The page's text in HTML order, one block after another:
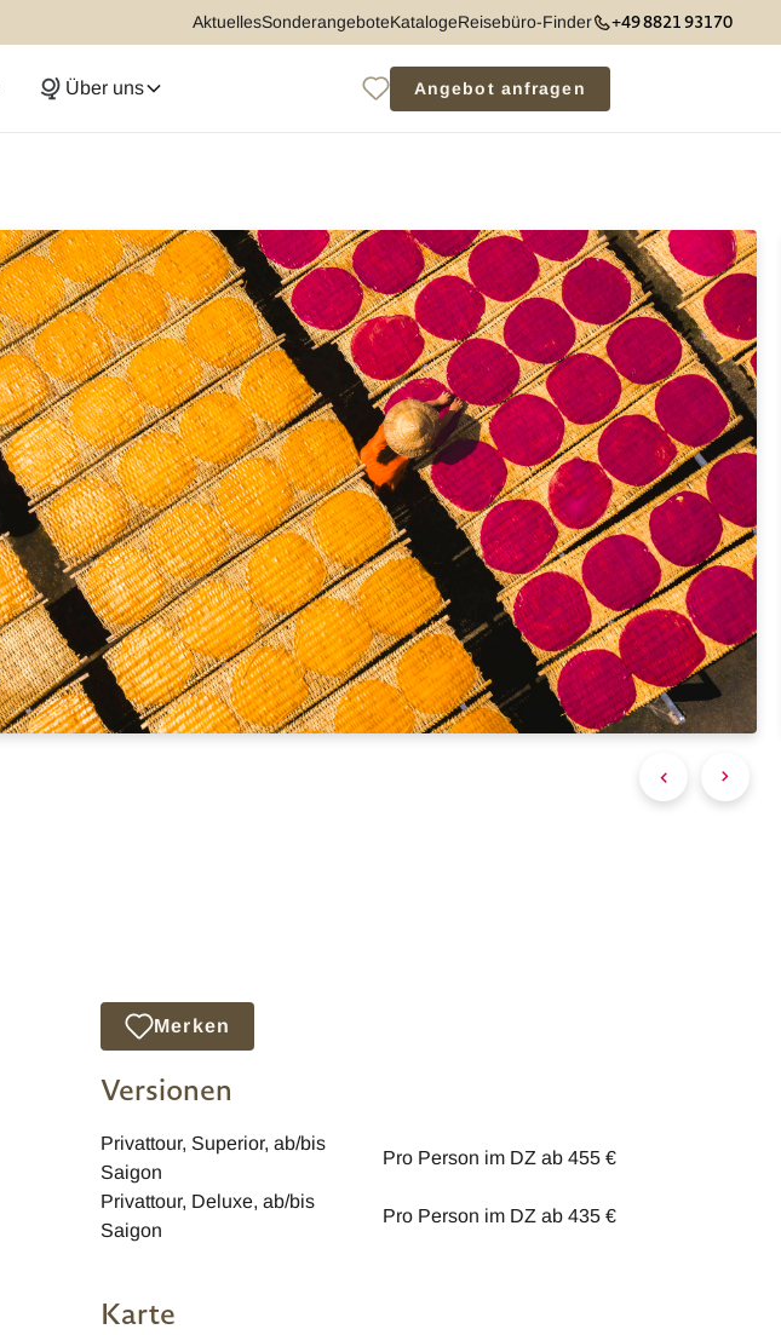
AktuellesSonderangeboteKatalogeReisebüro-Finder +49 8821 93170
Über uns Angebot anfragen
Merken
Versionen
Privattour, Superior, ab/bis
Saigon
Pro Person im DZ ab 455 €
Privattour, Deluxe, ab/bis
Saigon
Pro Person im DZ ab 435 €
Karte